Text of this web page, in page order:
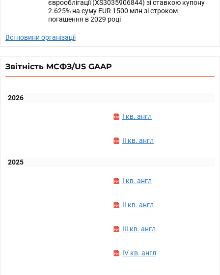
єврооблігації (XS3035906844) зі ставкою купону
2.625% на суму EUR 1500 млн зі строком
погашення в 2029 році
Всі новини організації
Звітність МСФЗ/US GAAP
2026
I кв. англ
II кв. англ
2025
I кв. англ
II кв. англ
III кв. англ
IV кв. англ